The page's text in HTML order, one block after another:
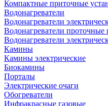
Компактные приточные
Водонагреватели
Водонагреватели
Водонагреватели проточные
Водонагреватели
Камины
Камины электрические
Биокамины
Порталы
Электрические очаги
Обогреватели
Инфракрасные газовые